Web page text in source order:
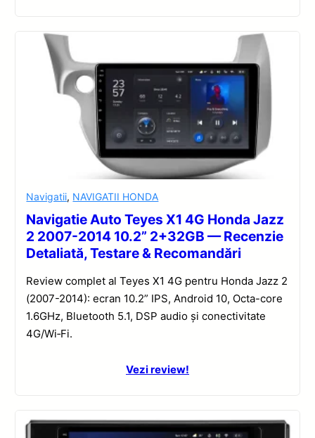
Navigatii, NAVIGATII HONDA
Navigatie Auto Teyes X1 4G Honda Jazz
2 2007-2014 10.2” 2+32GB — Recenzie
Detaliată, Testare & Recomandări
Review complet al Teyes X1 4G pentru Honda Jazz 2
(2007-2014): ecran 10.2” IPS, Android 10, Octa-core
1.6GHz, Bluetooth 5.1, DSP audio și conectivitate
4G/Wi‑Fi.
Vezi review!